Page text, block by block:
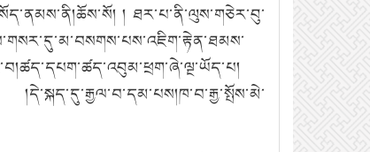
། ཐར་པ་ནི་ལུས་གཅེར་བུ་